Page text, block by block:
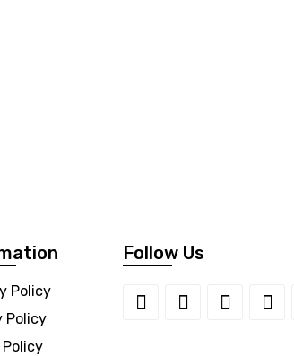
Policy
Policy
Follow Us